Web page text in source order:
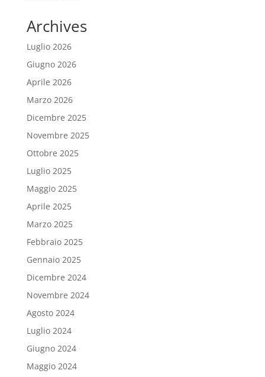
Archives
Luglio 2026
Giugno 2026
Aprile 2026
Marzo 2026
Dicembre 2025
Novembre 2025
Ottobre 2025
Luglio 2025
Maggio 2025
Aprile 2025
Marzo 2025
Febbraio 2025
Gennaio 2025
Dicembre 2024
Novembre 2024
Agosto 2024
Luglio 2024
Giugno 2024
Maggio 2024